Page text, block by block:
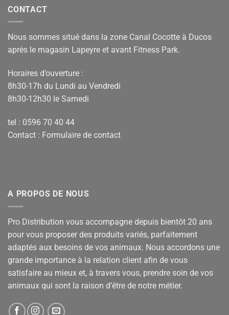
CONTACT
Nous sommes situé dans la zone Canal Cocotte à Ducos
après le magasin Lapeyre et avant Fitness Park.
Horaires d’ouverture :
8h30-17h du Lundi au Vendredi
8h30-12h30 le Samedi
tel : 0596 70 40 44
Contact : Formulaire de contact
A PROPOS DE NOUS
Pro Distribution vous accompagne depuis bientôt 20 ans
pour vous proposer des produits variés, parfaitement
adaptés aux besoins de vos animaux. Nous accordons une
grande importance à la relation client afin de vous
satisfaire au mieux et, à travers vous, prendre soin de vos
animaux qui sont la raison d’être de notre métier.